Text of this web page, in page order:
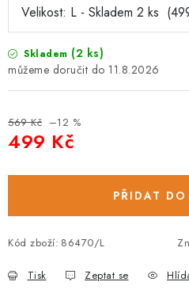
Skladem (2 ks)
11.8.2026
569 Kč –12 %
499 Kč
PŘIDAT
Kód zboží: 86470/L
Tisk Zeptat se